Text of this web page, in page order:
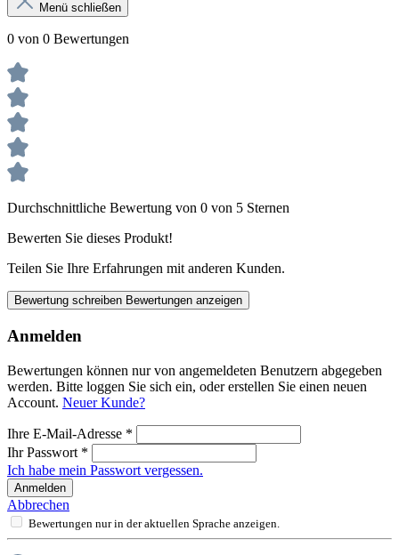
Menü schließen
0 von 0 Bewertungen
Durchschnittliche Bewertung von 0 von 5 Sternen
Bewerten Sie dieses Produkt!
Teilen Sie Ihre Erfahrungen mit anderen Kunden.
Bewertung schreiben Bewertungen anzeigen
Anmelden
Bewertungen können nur von angemeldeten Benutzern abgegeben
werden. Bitte loggen Sie sich ein, oder erstellen Sie einen neuen
Account. Neuer Kunde?
Ihre E-Mail-Adresse *
Ihr Passwort *
Ich habe mein Passwort vergessen.
Anmelden
Abbrechen
Bewertungen nur in der aktuellen Sprache anzeigen.